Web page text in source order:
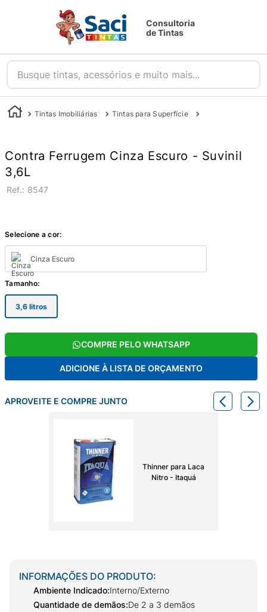
Consultoria
de Tintas
Busque tintas, acessórios e muito mais...
Tintas Imobiliárias Tintas para Superfície
Contra Ferrugem Cinza Escuro - Suvinil
3,6L
: 8547
Selecione a cor:
Cinza Escuro
Tamanho:
3,6 litros
COMPRE PELO WHATSAPP
ADICIONE À LISTA DE ORÇAMENTO
APROVEITE E COMPRE JUNTO
Thinner para Laca
Nitro - Itaquá
INFORMAÇÕES DO PRODUTO:
Ambiente Indicado:Interno/Externo
Quantidade de demãos:De 2 a 3 demãos